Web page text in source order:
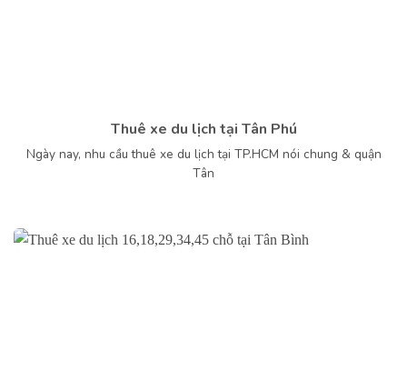
Thuê xe du lịch tại Tân Phú
Ngày nay, nhu cầu thuê xe du lịch tại TP.HCM nói chung & quận
Tân